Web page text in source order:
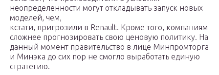
неопределенности могут откладывать запуск новых
моделей, чем,
кстати, пригрозили в Renault. Кроме того, компаниям
сложнее прогнозировать свою ценовую политику. На
данный момент правительство в лице Минпромторга
и Минэка до сих пор не смогло выработать единую
стратегию.